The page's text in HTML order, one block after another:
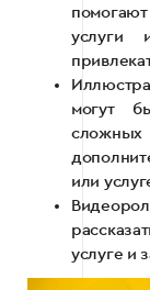
услуги
могут
или
услуге и